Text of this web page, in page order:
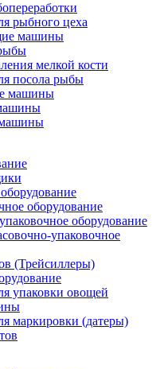
рыбного цеха
машины
мелкой кости
посола рыбы
машины
оборудование
оборудование
упаковочное
(Трейсиллеры)
упаковки овощей
маркировки (датеры)